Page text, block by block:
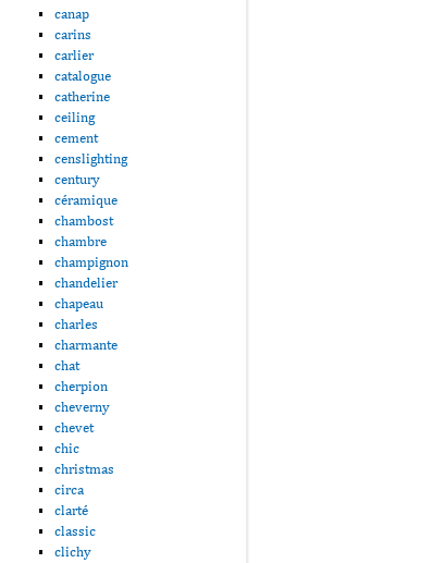
canap
carins
carlier
catalogue
catherine
ceiling
cement
censlighting
century
céramique
chambost
chambre
champignon
chandelier
chapeau
charles
charmante
chat
cherpion
cheverny
chevet
chic
christmas
circa
clarté
classic
clichy